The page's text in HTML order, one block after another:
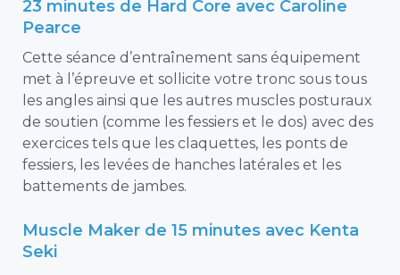
23 minutes de Hard Core avec Caroline
Pearce
Cette séance d’entraînement sans équipement
met à l’épreuve et sollicite votre tronc sous tous
les angles ainsi que les autres muscles posturaux
de soutien (comme les fessiers et le dos) avec des
exercices tels que les claquettes, les ponts de
fessiers, les levées de hanches latérales et les
battements de jambes.
Muscle Maker de 15 minutes avec Kenta
Seki